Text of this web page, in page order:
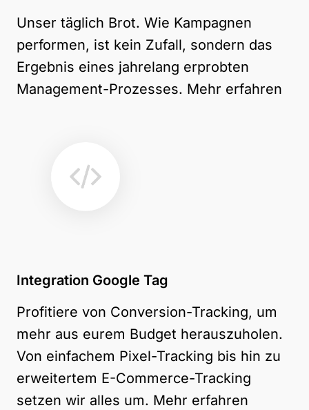
Unser täglich Brot. Wie Kampagnen
performen, ist kein Zufall, sondern das
Ergebnis eines jahrelang erprobten
Management-Prozesses. Mehr erfahren
Integration Google Tag
Profitiere von Conversion-Tracking, um
mehr aus eurem Budget herauszuholen.
Von einfachem Pixel-Tracking bis hin zu
erweitertem E-Commerce-Tracking
setzen wir alles um. Mehr erfahren